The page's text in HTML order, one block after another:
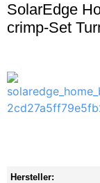
SolarEdge
crimp-Set
Hersteller: